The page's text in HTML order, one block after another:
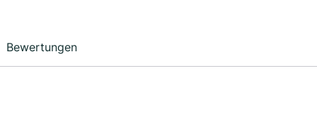
Bewertungen